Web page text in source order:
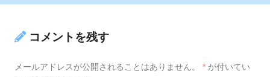
コメントを残す
メールアドレスが公開されることはありません。 * が付いてい